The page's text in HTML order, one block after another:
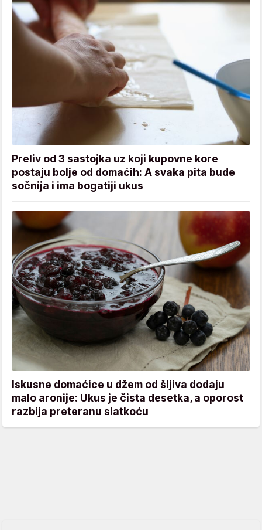
Preliv od 3 sastojka uz koji kupovne kore
postaju bolje od domaćih: A svaka pita bude
sočnija i ima bogatiji ukus
Iskusne domaćice u džem od šljiva dodaju
malo aronije: Ukus je čista desetka, a oporost
razbija preteranu slatkoću